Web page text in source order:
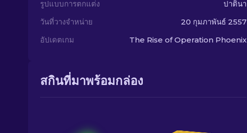
รูปแบบการตกแต่ง
ปาตินา
วันที่วางจำหน่าย
20 กุมภาพันธ์ 2557
อัปเดตเกม
The Rise of Operation Phoenix
สกินที่มาพร้อมกล่อง